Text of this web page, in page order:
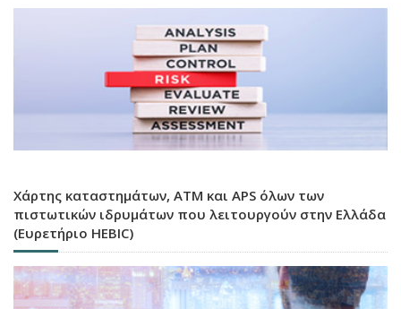
Χάρτης καταστημάτων, ATM και APS όλων των
πιστωτικών ιδρυμάτων που λειτουργούν στην Ελλάδα
(Ευρετήριο HEBIC)